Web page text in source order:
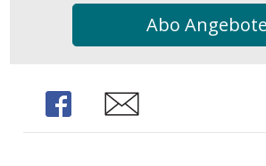
Abo Angebote
Share Share